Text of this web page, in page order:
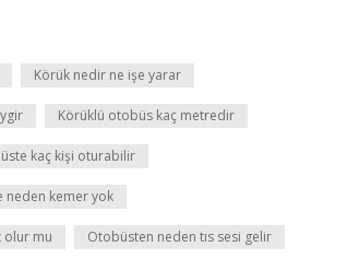
Körük nedir ne işe yarar
Körüklü otobüs kaç metredir
kaç kişi oturabilir
neden kemer yok
olur mu Otobüsten neden tıs sesi gelir